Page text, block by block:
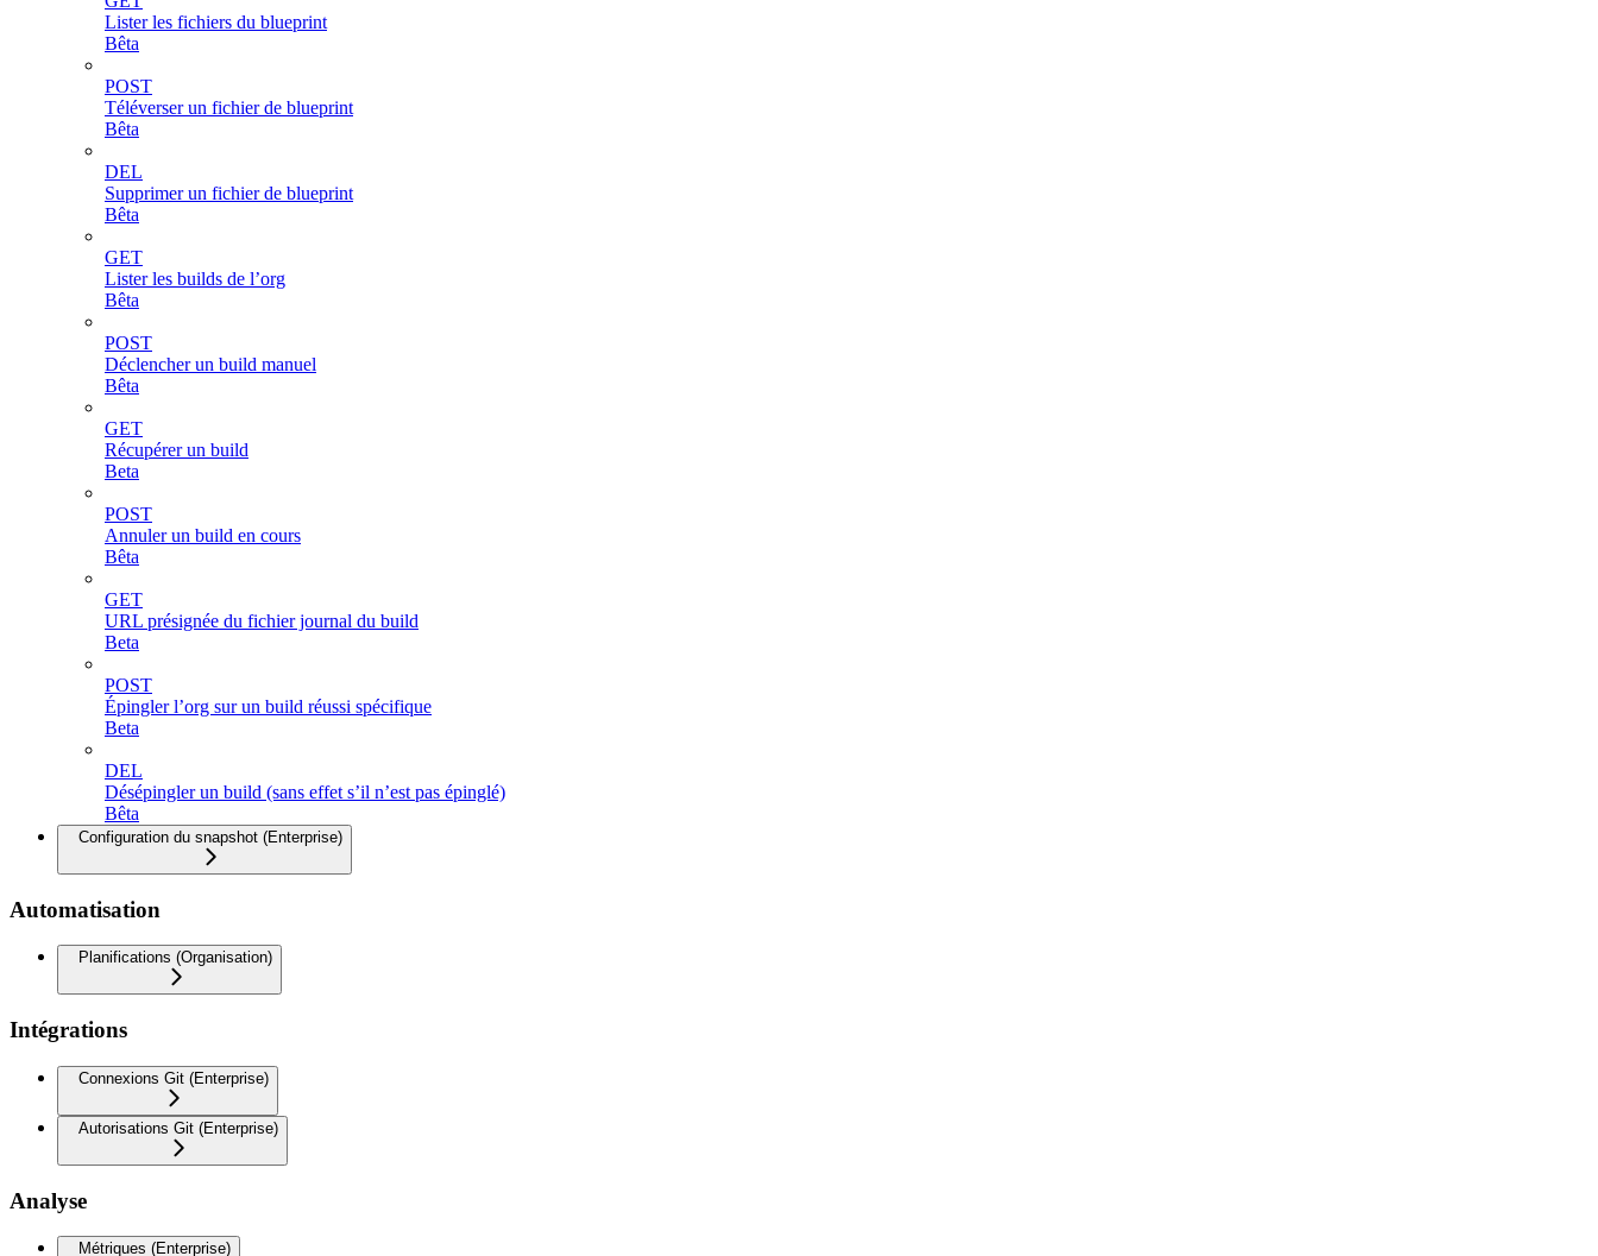
Lister les fichiers du blueprint
Bêta
POST
Téléverser un fichier de blueprint
Bêta
DEL
Supprimer un fichier de blueprint
Bêta
GET
Lister les builds de l’org
Bêta
POST
Déclencher un build manuel
Bêta
GET
Récupérer un build
Beta
POST
Annuler un build en cours
Bêta
GET
URL présignée du fichier journal du build
Beta
POST
Épingler l’org sur un build réussi spécifique
Beta
DEL
Désépingler un build (sans effet s’il n’est pas épinglé)
Bêta
Configuration du snapshot (Enterprise)
Automatisation
Planifications (Organisation)
Intégrations
Connexions Git (Enterprise)
Autorisations Git (Enterprise)
Analyse
Métriques (Enterprise)